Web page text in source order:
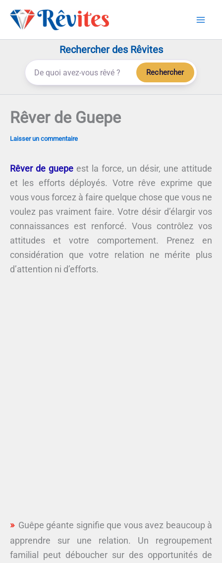
Rechercher des Rêvites
Rechercher
Rêver de Guepe
Laisser un commentaire
Rêver de guepe est la force, un désir, une attitude
et les efforts déployés. Votre rêve exprime que
vous vous forcez à faire quelque chose que vous ne
voulez pas vraiment faire. Votre désir d’élargir vos
connaissances est renforcé. Vous contrôlez vos
attitudes et votre comportement. Prenez en
considération que votre relation ne mérite plus
d’attention ni d’efforts.
Guêpe géante signifie que vous avez beaucoup à
apprendre sur une relation. Un regroupement
familial peut déboucher sur des opportunités de